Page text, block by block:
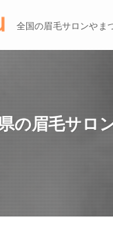
全国の眉毛サロンやま
の眉毛サロ